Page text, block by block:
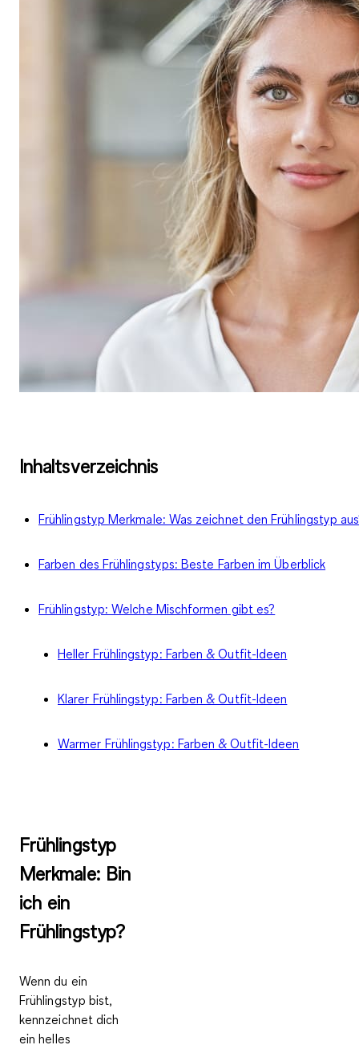
Inhaltsverzeichnis
Frühlingstyp Merkmale: Was zeichnet den Frühlingstyp
Farben des Frühlingstyps: Beste Farben im Überblick
Frühlingstyp: Welche Mischformen gibt es?
Heller Frühlingstyp: Farben & Outfit-Ideen
Klarer Frühlingstyp: Farben & Outfit-Ideen
Warmer Frühlingstyp: Farben & Outfit-Ideen
Frühlingstyp
Merkmale: Bin
ich ein
Frühlingstyp?
Wenn du ein
Frühlingstyp bist,
kennzeichnet dich
einhelles